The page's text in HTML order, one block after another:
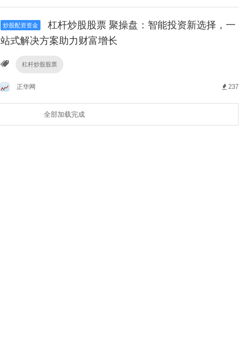
炒股配资资金
杠杆炒股股票 聚操盘：智能投资新选择，一
站式解决方案助力财富增长
杠杆炒股股票
正华网 237
全部加载完成